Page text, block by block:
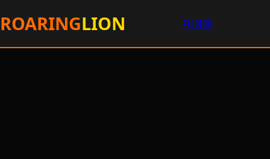
ROARINGLION FUN88